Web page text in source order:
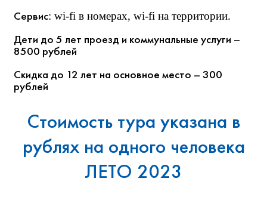
Сервис: wi-fi в номерах, wi-fi на территории.
Дети до 5 лет проезд и коммунальные услуги –
8500 рублей
Скидка до 12 лет на основное место – 300
рублей
Стоимость тура указана в
рублях на одного человека
ЛЕТО 2023